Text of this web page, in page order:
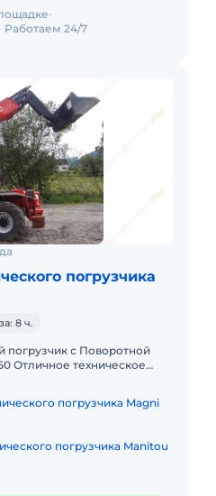
Работаем 24/7
погрузчика
8 ч.
погрузчик с Поворотной
Отличное техническое
погрузчика Magni
погрузчика Manitou